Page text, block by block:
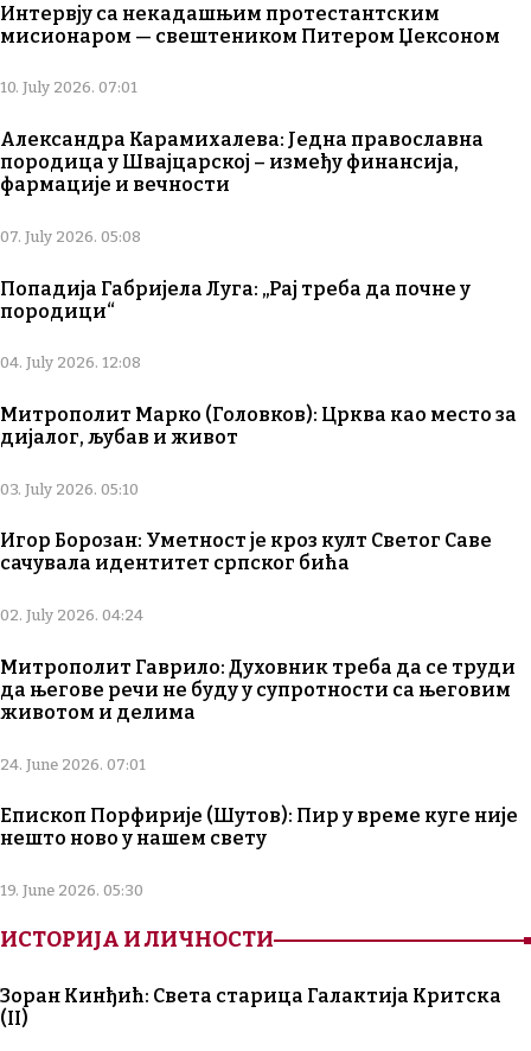
Интервју са некадашњим протестантским
мисионаром — свештеником Питером Џексоном
10. July 2026. 07:01
Александра Карамихалева: Једна православна
породица у Швајцарској – између финансија,
фармације и вечности
07. July 2026. 05:08
Попадија Габријела Луга: „Рај треба да почне у
породици“
04. July 2026. 12:08
Митрополит Марко (Головков): Црква као место за
дијалог, љубав и живот
03. July 2026. 05:10
Игор Борозан: Уметност је кроз култ Светог Саве
сачувала идентитет српског бића
02. July 2026. 04:24
Митрополит Гаврило: Духовник треба да се труди
да његове речи не буду у супротности са његовим
животом и делима
24. June 2026. 07:01
Епископ Порфирије (Шутов): Пир у време куге није
нешто ново у нашем свету
19. June 2026. 05:30
ИСТОРИЈА И ЛИЧНОСТИ
Зоран Кинђић: Света старица Галактија Критска
(II)